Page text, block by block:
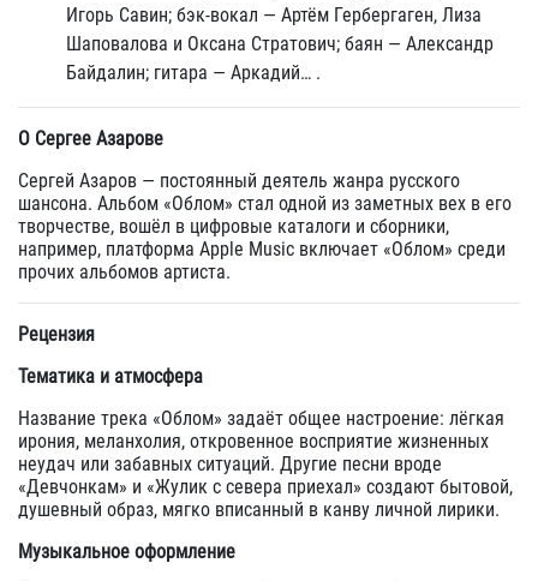
Игорь Савин; бэк-вокал — Артём Гербергаген, Лиза
Шаповалова и Оксана Стратович; баян — Александр
Байдалин; гитара — Аркадий… .
О Сергее Азарове
Сергей Азаров — постоянный деятель жанра русского
шансона. Альбом «Облом» стал одной из заметных вех в его
творчестве, вошёл в цифровые каталоги и сборники,
например, платформа Apple Music включает «Облом» среди
прочих альбомов артиста.
Рецензия
Тематика и атмосфера
Название трека «Облом» задаёт общее настроение: лёгкая
ирония, меланхолия, откровенное восприятие жизненных
неудач или забавных ситуаций. Другие песни вроде
«Девчонкам» и «Жулик с севера приехал» создают бытовой,
душевный образ, мягко вписанный в канву личной лирики.
Музыкальное оформление